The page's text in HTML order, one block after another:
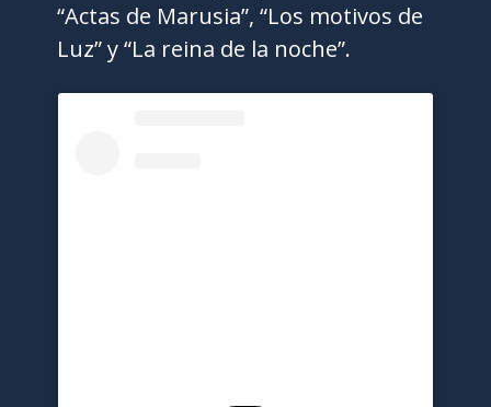
“Actas de Marusia”, “Los motivos de
Luz” y “La reina de la noche”.